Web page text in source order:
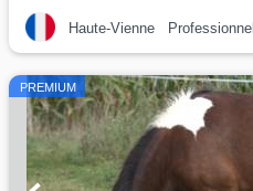
Haute-Vienne Professionnel
PREMIUM